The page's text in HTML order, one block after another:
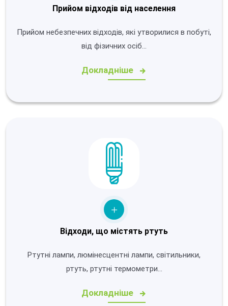
Прийом відходів від населення
Прийом небезпечних відходів, які утворилися в побуті,
від фізичних осіб…
Докладніше
Відходи, що містять ртуть
Ртутні лампи, люмінесцентні лампи, світильники,
ртуть, ртутні термометри...
Докладніше